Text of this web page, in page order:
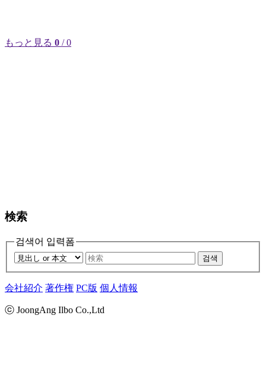
もっと見る 0 / 0
検索
검색어 입력폼
검색
会社紹介 著作権 PC版 個人情報
ⓒ JoongAng Ilbo Co.,Ltd